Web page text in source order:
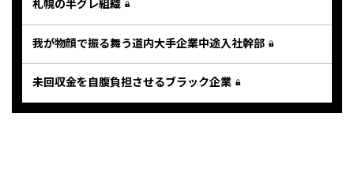
札幌の半グレ組織
我が物顔で振る舞う道内大手企業中途入社幹部
未回収金を自腹負担させるブラック企業